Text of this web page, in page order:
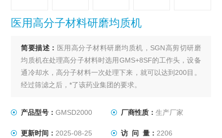
医用高分子材料研磨均质机
简要描述： 医用高分子材料研磨均质机，SGN高剪切研磨
均质机在处理高分子材料时选用GMS+8SF的工作头，设备
通冷却水，高分子材料一次处理下来，就可以达到200目。
经过筛滤之后，*了该药业集团的要求。
产品型号：GMSD2000 厂商性质： 生产厂家
更新时间： 2025-08-25 访 问 量： 2206